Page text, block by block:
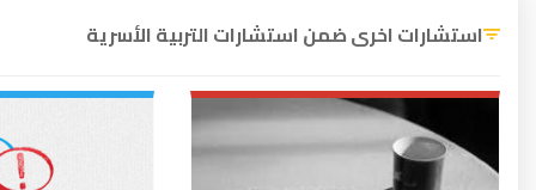
استشارات اخرى ضمن استشارات التربية الأسرية